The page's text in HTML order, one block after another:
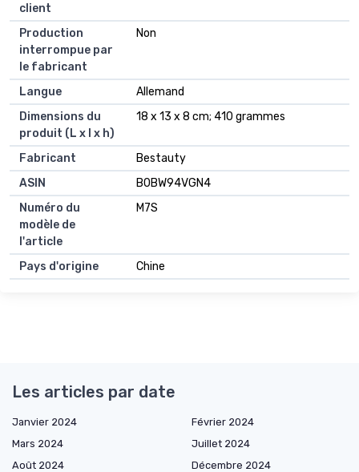
client
Production
interrompue par
le fabricant
Non
Langue
Allemand
Dimensions du
produit (L x l x h)
18 x 13 x 8 cm; 410 grammes
Fabricant
Bestauty
ASIN
B0BW94VGN4
Numéro du
modèle de
l'article
M7S
Pays d'origine Chine
Les articles par date
Janvier 2024
Février 2024
Mars 2024
Juillet 2024
Août 2024
Décembre 2024